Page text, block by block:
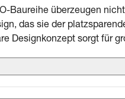
Baureihe überzeugen
das sie der
Designkonzept sorgt für